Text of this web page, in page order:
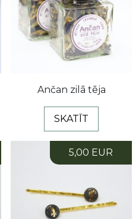
Ančan zilā tēja
SKATĪT
5,00 EUR